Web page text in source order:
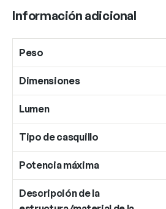
Información adicional
Peso
Dimensiones
Lumen
Tipo de casquillo
Potencia máxima
Descripción de la